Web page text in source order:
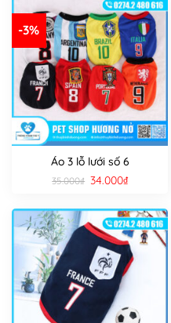
-3%
Áo 3 lỗ lưới số 6
35.000₫ Giá
gốc
35.000₫.
34.000₫Giá
hiện
là:
34.000₫.